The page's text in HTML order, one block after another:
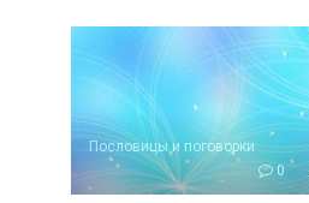
Пословицы и поговорки
0